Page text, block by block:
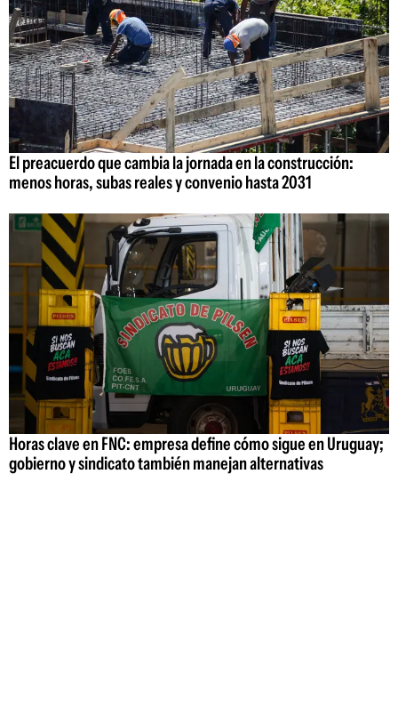
El preacuerdo que cambia la jornada en la construcción:
menos horas, subas reales y convenio hasta 2031
Horas clave en FNC: empresa define cómo sigue en Uruguay;
gobierno y sindicato también manejan alternativas